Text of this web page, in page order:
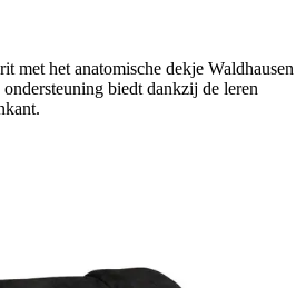
met het anatomische dekje Waldhausen
biedt dankzij de leren